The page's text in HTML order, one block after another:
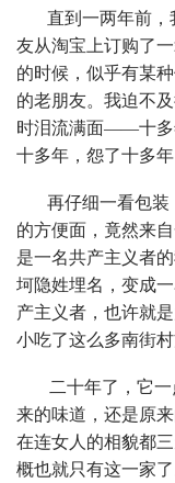
直到一两年前，
友从淘宝上订购了
的时候，似乎有某
的老朋友。我迫不
时泪流满面——十多
十多年，怨了十多
再仔细一看包装
的方便面，竟然来
是一名共产主义者
坷隐姓埋名，变成
产主义者，也许就
小吃了这么多南街
二十年了，它
来的味道，还是原
在连女人的相貌都
概也就只有这一家